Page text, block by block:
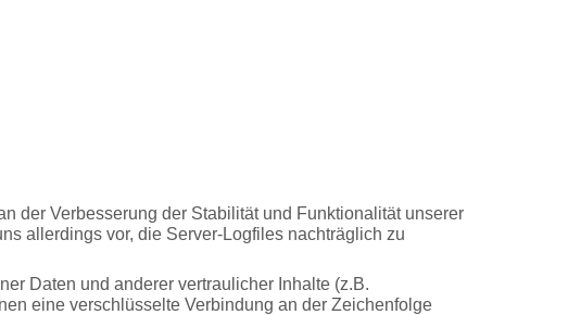
der Verbesserung der Stabilität und Funktionalität unserer
allerdings vor, die Server-Logfiles nachträglich zu
Daten und anderer vertraulicher Inhalte (z.B.
eine verschlüsselte Verbindung an der Zeichenfolge